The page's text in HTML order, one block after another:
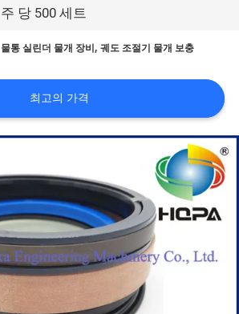
주 당 500 세트
물통 실린더 물개 장비 ,궤도 조절기 물개 보충
최고의 가격